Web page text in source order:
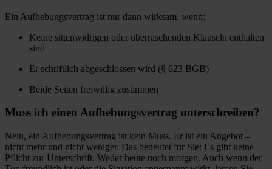
Ein Aufhebungsvertrag ist nur dann wirksam, wenn:
Keine sittenwidrigen oder überraschenden Klauseln enthalten
sind
Er schriftlich abgeschlossen wird (§ 623 BGB)
Beide Seiten freiwillig zustimmen
Muss ich einen Aufhebungsvertrag unterschreiben?
Nein, ein Aufhebungsvertrag ist kein Muss. Er ist ein Angebot –
nicht mehr und nicht weniger. Das bedeutet für Sie: Es gibt keine
Pflicht zur Unterschrift. Weder heute noch morgen. Auch wenn der